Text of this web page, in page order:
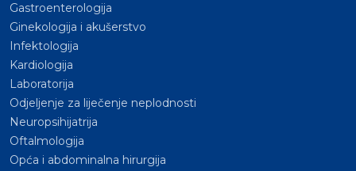
Gastroenterologija
Ginekologija i akušerstvo
Infektologija
Kardiologija
Laboratorija
Odjeljenje za liječenje neplodnosti
Neuropsihijatrija
Oftalmologija
Opća i abdominalna hirurgija